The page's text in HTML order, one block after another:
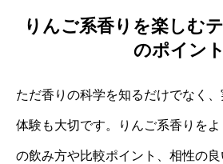
りんご系香りを楽しむ
のポイント
ただ香りの科学を知るだけでなく
体験も大切です。りんご系香りを
の飲み方や比較ポイント、相性の